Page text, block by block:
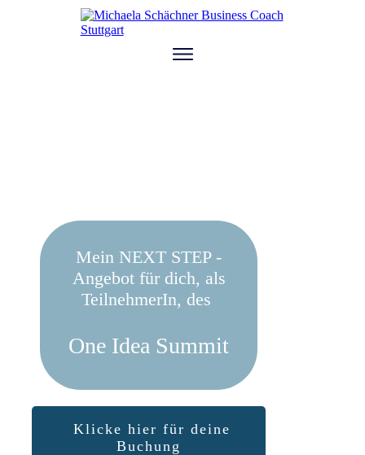
Mein NEXT STEP -
Angebot für dich, als
TeilnehmerIn, des
One Idea Summit
Klicke hier für deine
Buchung